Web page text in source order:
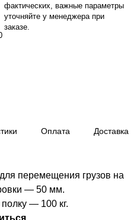
фактических, важные параметры
уточняйте у менеджера при
заказе.
Оплата Доставка
перемещения грузов на
— 50 мм.
— 100 кг.